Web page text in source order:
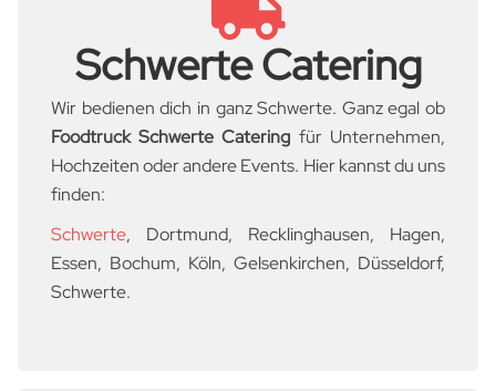
Schwerte Catering
Wir bedienen dich in ganz Schwerte. Ganz egal ob
Foodtruck Schwerte Catering für Unternehmen,
Hochzeiten oder andere Events. Hier kannst du uns
finden:
Schwerte, Dortmund, Recklinghausen, Hagen,
Essen, Bochum, Köln, Gelsenkirchen, Düsseldorf,
Schwerte.